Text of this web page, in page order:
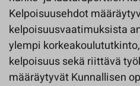
Kelpoisuusehdot
kelpoisuusvaatimuksista
ylempi
kelpoisuus sekä riittävä
määräytyvät Kunnallisen